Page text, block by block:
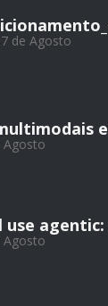
de Agosto
Agosto
Agosto